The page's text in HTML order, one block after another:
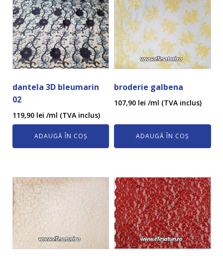
dantela 3D bleumarin
02
119,90 lei /ml (TVA inclus)
ADAUGĂ ÎN COȘ
broderie galbena
107,90 lei /ml (TVA inclus)
ADAUGĂ ÎN COȘ